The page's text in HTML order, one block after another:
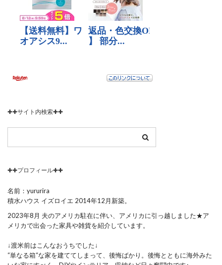
✚✚サイト内検索✚✚
✚✚プロフィール✚✚
名前：yururira
積水ハウス イズロイエ 2014年12月新築。
2023年8月 夫のアメリカ駐在に伴い、アメリカに引っ越しました★ア
メリカで出会った家具や雑貨を紹介しています。
↓渡米前はこんなおうちでした↓
“単なる箱“な家を建ててしまって、後悔ばかり。後悔とともに海外みた